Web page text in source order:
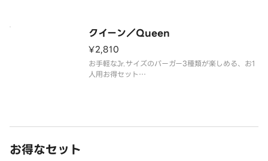
（L）、チキンナゲット8ピース、ドリンク（M）×
クイーン／Queen
¥2,810
お手軽なJr.サイズのバーガー3種類が楽しめる、お1
人用お得セット
※トッピングの増量、追加、具材抜きの対応は行っ
お得なセット